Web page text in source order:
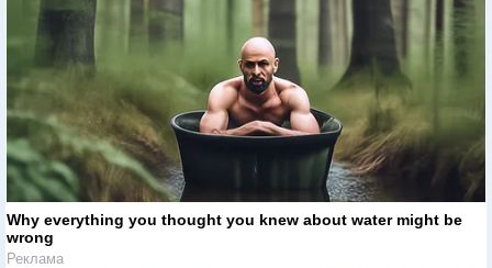
Why everything you thought you knew about water might be
wrong
Реклама